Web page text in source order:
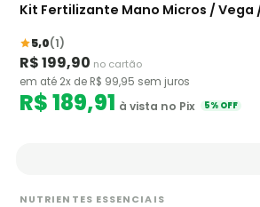
Kit Fertilizante Mano Micros / Vega
5,0(1)
R$ 199,90 no cartão
em até 2x de R$ 99,95 sem juros
R$ 189,91 à vista no Pix 5% OFF
NUTRIENTES ESSENCIAIS